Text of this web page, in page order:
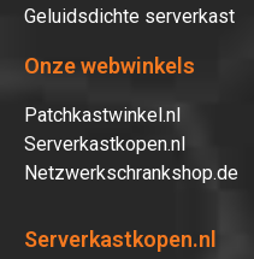
Geluidsdichte serverkast
Onze webwinkels
Patchkastwinkel.nl
Serverkastkopen.nl
Netzwerkschrankshop.de
Serverkastkopen.nl